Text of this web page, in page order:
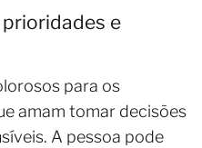
e
para os
amam tomar decisões
A pessoa pode